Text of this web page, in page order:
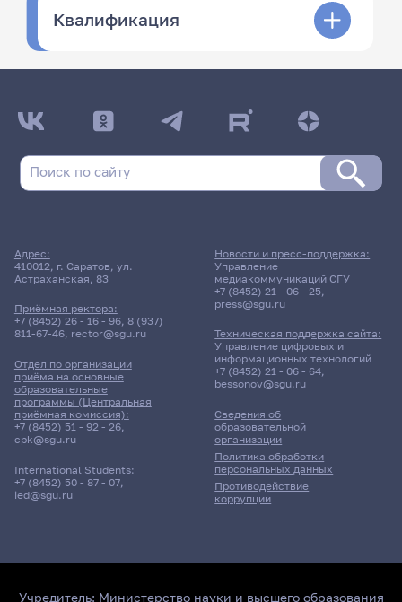
Квалификация
Адрес:
410012, г. Саратов, ул.
Астраханская, 83
Приёмная ректора:
+7 (8452) 26 - 16 - 96, 8 (937)
811-67-46, rector@sgu.ru
Отдел по организации
приёма на основные
образовательные
программы (Центральная
приёмная комиссия):
+7 (8452) 51 - 92 - 26,
cpk@sgu.ru
International Students:
+7 (8452) 50 - 87 - 07,
ied@sgu.ru
Сведения об
образовательной
организации
Политика обработки
персональных данных
Противодействие
коррупции
Новости и пресс-поддержка:
Управление
медиакоммуникаций СГУ
+7 (8452) 21 - 06 - 25,
press@sgu.ru
Техническая поддержка сайта:
Управление цифровых и
информационных технологий
+7 (8452) 21 - 06 - 64,
bessonov@sgu.ru
Учредитель: Министерство науки и высшего образования